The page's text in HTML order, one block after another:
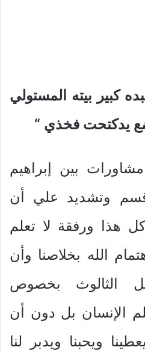
كبير بيته المستولي
يدكتحت فخذي “
بين إبراهيم
قسم وتشديد علي أن
هذا ورفقة لا تعلم
الله بخلاصنا وأن
الثالوث بخصوص
الإنسان بل دون أن
ويحبنا ويدبر لنا